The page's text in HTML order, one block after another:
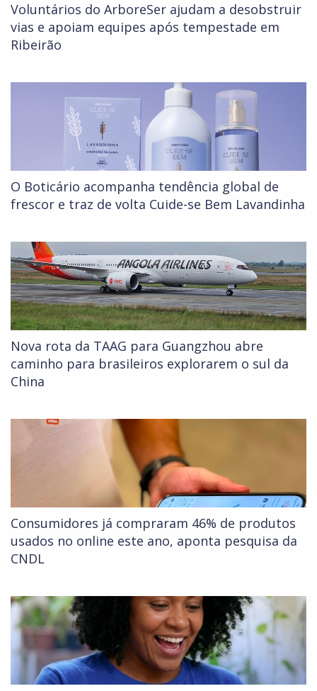
Voluntários do ArboreSer ajudam a desobstruir
vias e apoiam equipes após tempestade em
Ribeirão
O Boticário acompanha tendência global de
frescor e traz de volta Cuide-se Bem Lavandinha
Nova rota da TAAG para Guangzhou abre
caminho para brasileiros explorarem o sul da
China
Consumidores já compraram 46% de produtos
usados no online este ano, aponta pesquisa da
CNDL